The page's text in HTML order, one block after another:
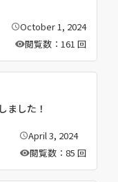
公
日
October 1, 2024
閲覧数：161 回
ました！
公
開
日
April 3, 2024
閲覧数：85 回